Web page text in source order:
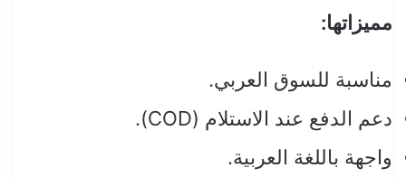
مميزاتها:
مناسبة للسوق العربي.
دعم الدفع عند الاستلام (COD).
واجهة باللغة العربية.